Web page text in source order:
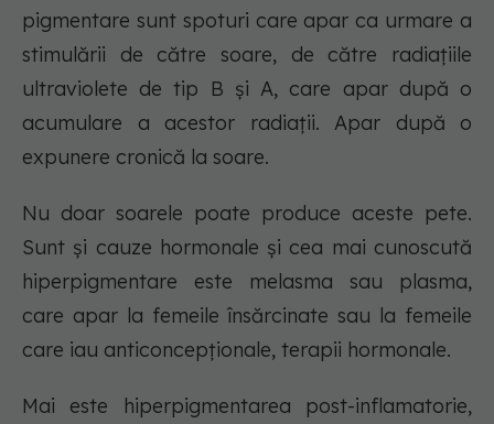
pigmentare sunt spoturi care apar ca urmare a
stimulării de către soare, de către radiațiile
ultraviolete de tip B și A, care apar după o
acumulare a acestor radiații. Apar după o
expunere cronică la soare.
Nu doar soarele poate produce aceste pete.
Sunt și cauze hormonale și cea mai cunoscută
hiperpigmentare este melasma sau plasma,
care apar la femeile însărcinate sau la femeile
care iau anticoncepționale, terapii hormonale.
Mai este hiperpigmentarea post-inflamatorie,